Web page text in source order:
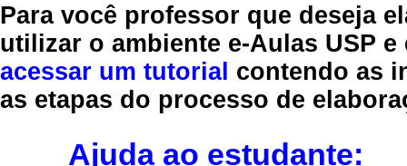
Para você professor que deseja
utilizar o ambiente e-Aulas USP
acessar um tutorial contendo as
as etapas do processo de
Ajuda ao estudante: